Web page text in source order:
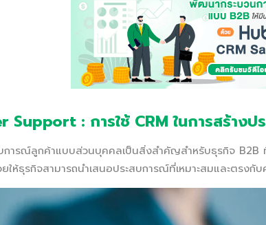
Support : การใช้ CRM ในการสร้าง
บการณ์ลูกค้าแบบส่วนบุคคลเป็นสิ่งสำคัญสำหรับธุรกิจ
ให้ธุรกิจสามารถนำเสนอประสบการณ์ที่เหมาะสมและตรงกั